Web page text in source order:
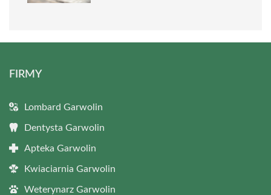
FIRMY
Lombard Garwolin
Dentysta Garwolin
Apteka Garwolin
Kwiaciarnia Garwolin
Weterynarz Garwolin